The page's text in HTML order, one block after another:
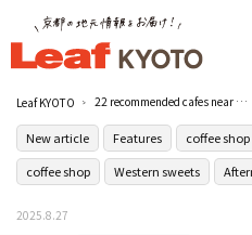
Leaf KYOTO 22 recommended cafes near Kyoto Station! From a spot near the station to a relaxing hideaway!
New article Features coffee shop
coffee shop
Western sweets
2025.8.27